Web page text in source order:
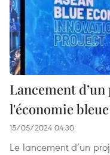
Lancement
l'économie bleue
15/05/2024 04:30
Le lancement d’un